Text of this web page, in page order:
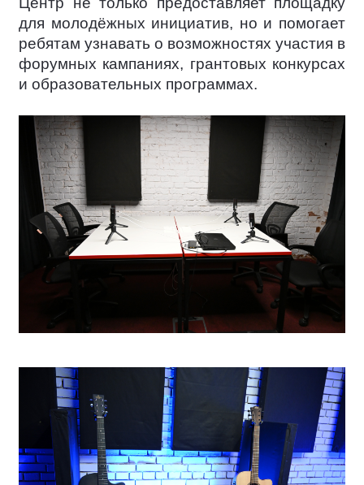
для молодёжных инициатив, но и помогает
ребятам узнавать о возможностях участия в
форумных кампаниях, грантовых конкурсах
и образовательных программах.